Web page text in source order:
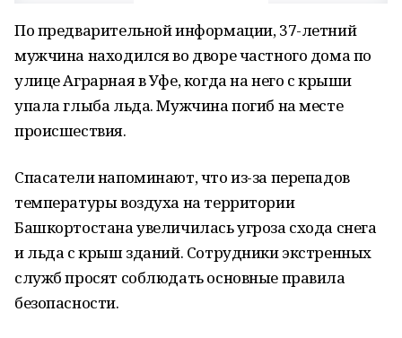
По предварительной информации, 37-летний
мужчина находился во дворе частного дома по
улице Аграрная в Уфе, когда на него с крыши
упала глыба льда. Мужчина погиб на месте
происшествия.
Спасатели напоминают, что из-за перепадов
температуры воздуха на территории
Башкортостана увеличилась угроза схода снега
и льда с крыш зданий. Сотрудники экстренных
служб просят соблюдать основные правила
безопасности.